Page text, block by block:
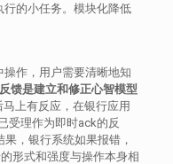
的小任务。模块化降低
操作，用户需要清晰地知
反馈是建立和修正心智模型
上有反应，在银行应用
受理作为即时ack的反
，银行系统如果报错，
形式和强度与操作本身相